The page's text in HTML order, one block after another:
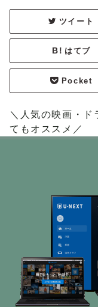
ツイート
はてブ
Pocket
＼人気の映画・ド
てもオススメ／